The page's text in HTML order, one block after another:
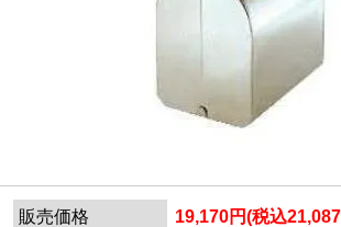
販売価格 19,170円(税込